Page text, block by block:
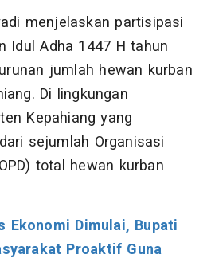
menjelaskan partisipasi
Idul Adha 1447 H tahun
jumlah hewan kurban
Di lingkungan
Kepahiang yang
sejumlah Organisasi
total hewan kurban
Ekonomi Dimulai, Bupati
Proaktif Guna